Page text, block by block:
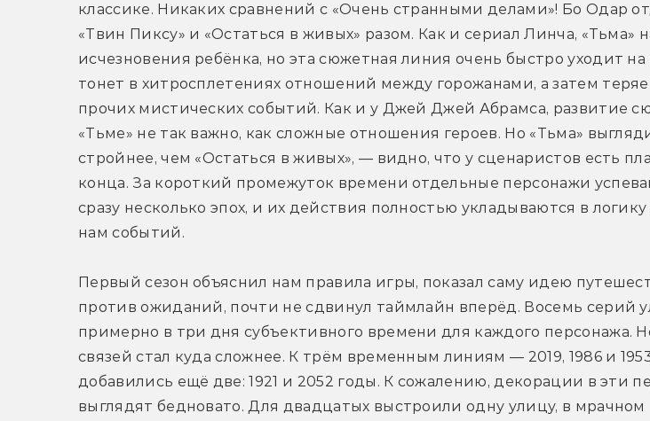
классике. Никаких сравнений с «Очень странными делами»! Бо Одар
«Твин Пиксу» и «Остаться в живых» разом. Как и сериал Линча, «Тьма»
исчезновения ребёнка, но эта сюжетная линия очень быстро уходит на
тонет в хитросплетениях отношений между горожанами, а затем
прочих мистических событий. Как и у Джей Джей Абрамса, развитие
«Тьме» не так важно, как сложные отношения героев. Но «Тьма»
стройнее, чем «Остаться в живых», — видно, что у сценаристов есть
конца. За короткий промежуток времени отдельные персонажи
сразу несколько эпох, и их действия полностью укладываются в
нам событий.
Первый сезон объяснил нам правила игры, показал саму идею
против ожиданий, почти не сдвинул таймлайн вперёд. Восемь серий
примерно в три дня субъективного времени для каждого персонажа.
связей стал куда сложнее. К трём временным линиям — 2019, 1986 и
добавились ещё две: 1921 и 2052 годы. К сожалению, декорации в эти
выглядят бедновато. Для двадцатых выстроили одну улицу, в мрачном